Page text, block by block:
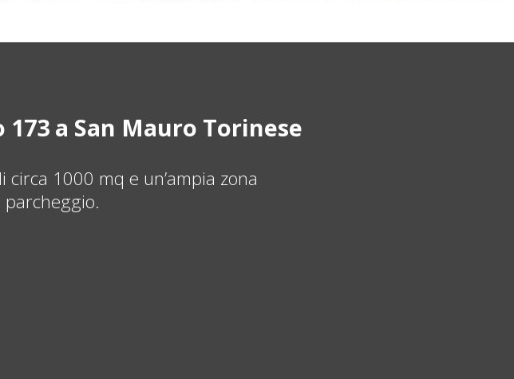
a San Mauro Torinese
1000 mq e un’ampia zona
parcheggio.